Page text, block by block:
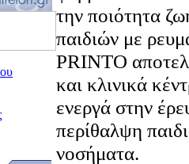
την ποιότητα
παιδιών με
PRINTO
και κλινικά
ενεργά στην
περίθαλψη
νοσήματα.